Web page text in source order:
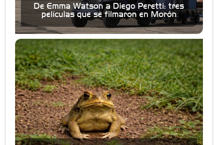
De Emma Watson a Diego Peretti: tres
películas que se filmaron en Morón